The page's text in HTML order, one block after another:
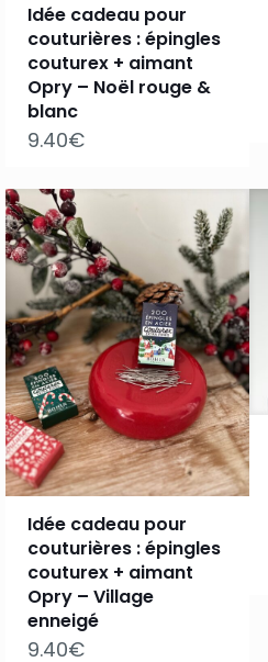
Idée cadeau pour
couturières : épingles
couturex + aimant
Opry – Noël rouge &
blanc
9.40
Idée cadeau pour
couturières : épingles
couturex + aimant
Opry – Village
enneigé
9.40